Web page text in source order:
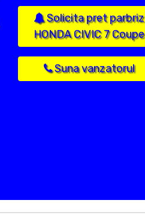
Solicita pret parbriz
HONDA CIVIC 7 Coupe
Suna vanzatorul